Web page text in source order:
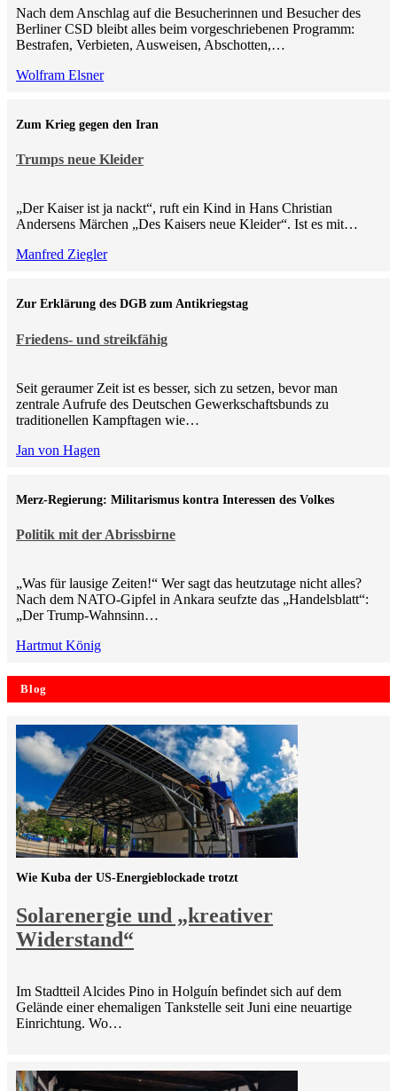
Nach dem Anschlag auf die Besucherinnen und Besucher des
Berliner CSD bleibt alles beim vorgeschriebenen Programm:
Bestrafen, Verbieten, Ausweisen, Abschotten,…
Wolfram Elsner
Trumps neue Kleider
Zum Krieg gegen den Iran
„Der Kaiser ist ja nackt“, ruft ein Kind in Hans Christian
Andersens Märchen „Des Kaisers neue Kleider“. Ist es mit…
Manfred Ziegler
Friedens- und streikfähig
Zur Erklärung des DGB zum Antikriegstag
Seit geraumer Zeit ist es besser, sich zu setzen, bevor man
zentrale Aufrufe des Deutschen Gewerkschaftsbunds zu
traditionellen Kampftagen wie…
Jan von Hagen
Politik mit der Abrissbirne
Merz-Regierung: Militarismus kontra Inte­ressen des Volkes
„Was für lausige Zeiten!“ Wer sagt das heutzutage nicht alles?
Nach dem NATO-Gipfel in Ankara seufzte das „Handelsblatt“:
„Der Trump-Wahnsinn…
Hartmut König
Blog
Solarenergie und „kreativer
Widerstand“
Wie Kuba der US-Energieblockade trotzt
Im Stadtteil Alcides Pino in Holguín befindet sich auf dem
Gelände einer ehemaligen Tankstelle seit Juni eine neuartige
Einrichtung. Wo…